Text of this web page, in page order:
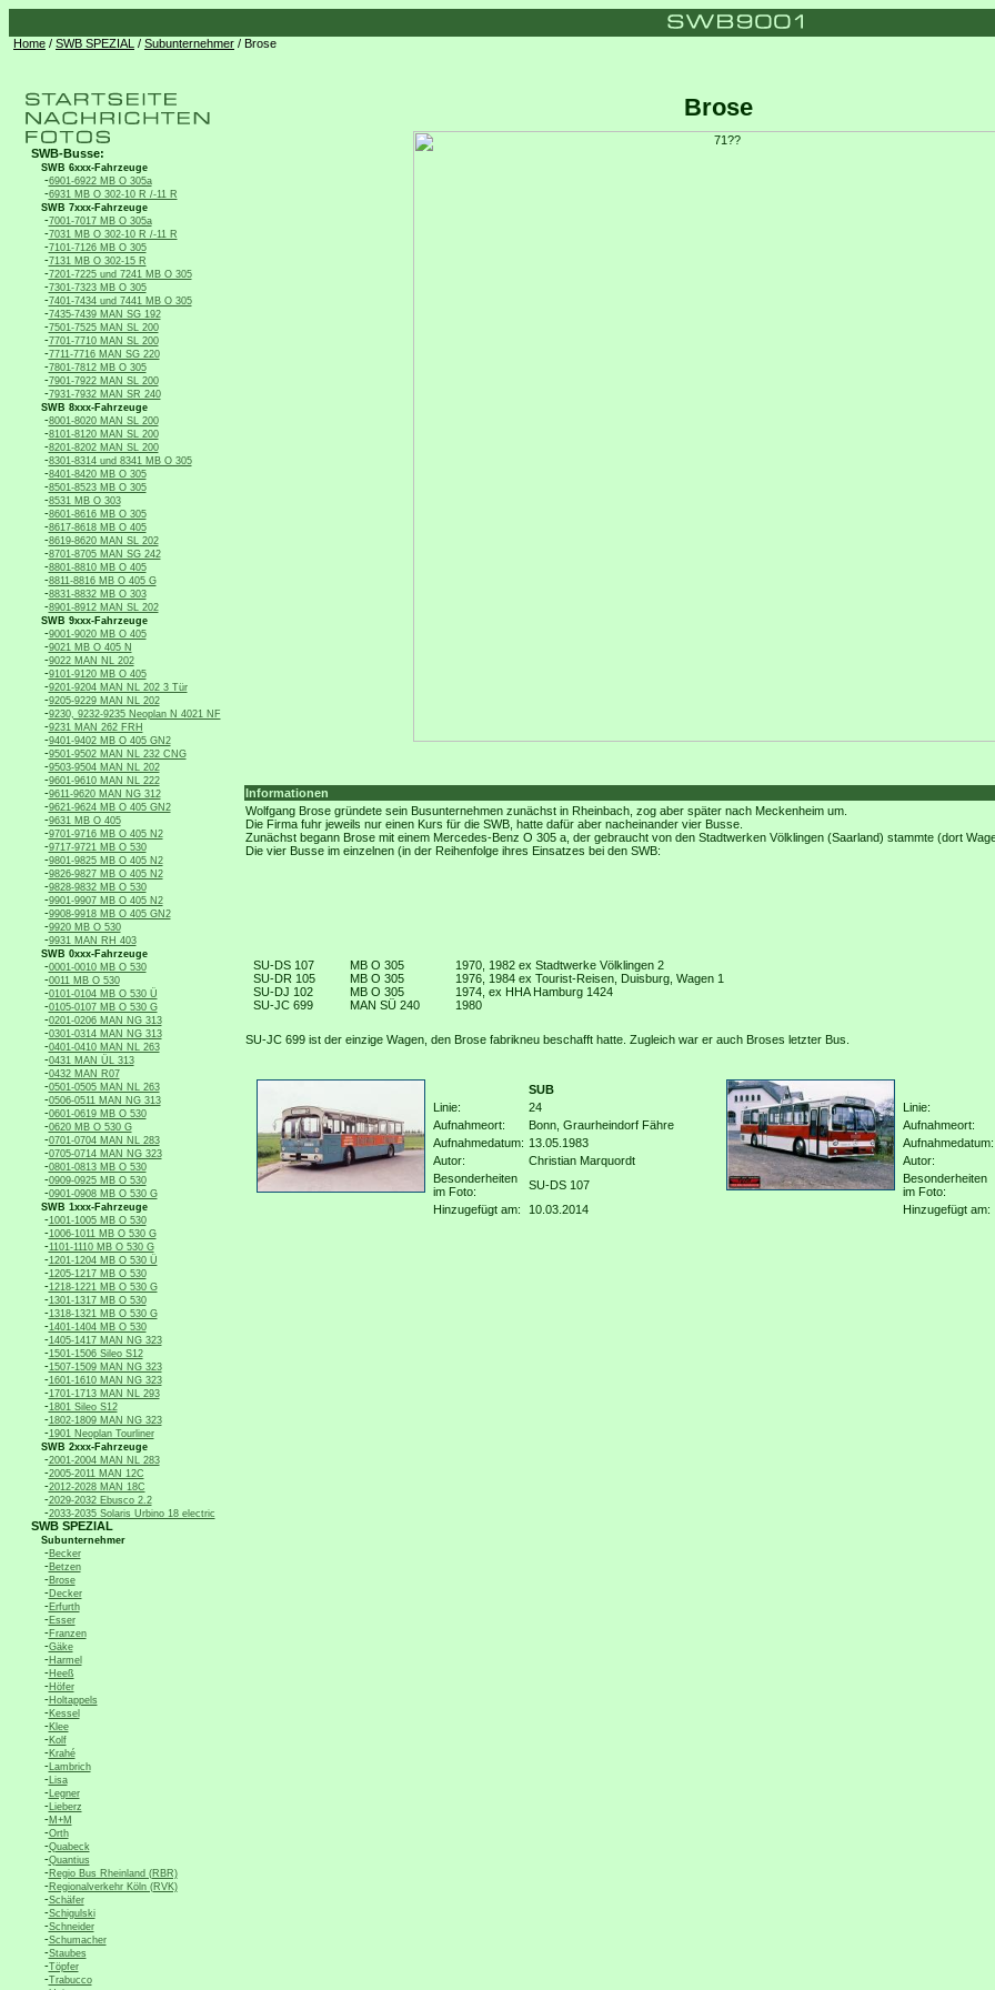
Home / SWB SPEZIAL / Subunternehmer / Brose
SWB-Busse:
SWB 6xxx-Fahrzeuge
-6901-6922 MB O 305a
-6931 MB O 302-10 R /-11 R
SWB 7xxx-Fahrzeuge
-7001-7017 MB O 305a
-7031 MB O 302-10 R /-11 R
-7101-7126 MB O 305
-7131 MB O 302-15 R
-7201-7225 und 7241 MB O 305
-7301-7323 MB O 305
-7401-7434 und 7441 MB O 305
-7435-7439 MAN SG 192
-7501-7525 MAN SL 200
-7701-7710 MAN SL 200
-7711-7716 MAN SG 220
-7801-7812 MB O 305
-7901-7922 MAN SL 200
-7931-7932 MAN SR 240
SWB 8xxx-Fahrzeuge
-8001-8020 MAN SL 200
-8101-8120 MAN SL 200
-8201-8202 MAN SL 200
-8301-8314 und 8341 MB O 305
-8401-8420 MB O 305
-8501-8523 MB O 305
-8531 MB O 303
-8601-8616 MB O 305
-8617-8618 MB O 405
-8619-8620 MAN SL 202
-8701-8705 MAN SG 242
-8801-8810 MB O 405
-8811-8816 MB O 405 G
-8831-8832 MB O 303
-8901-8912 MAN SL 202
SWB 9xxx-Fahrzeuge
-9001-9020 MB O 405
-9021 MB O 405 N
-9022 MAN NL 202
-9101-9120 MB O 405
-9201-9204 MAN NL 202 3 Tür
-9205-9229 MAN NL 202
-9230, 9232-9235 Neoplan N 4021 NF
-9231 MAN 262 FRH
-9401-9402 MB O 405 GN2
-9501-9502 MAN NL 232 CNG
-9503-9504 MAN NL 202
-9601-9610 MAN NL 222
-9611-9620 MAN NG 312
-9621-9624 MB O 405 GN2
-9631 MB O 405
-9701-9716 MB O 405 N2
-9717-9721 MB O 530
-9801-9825 MB O 405 N2
-9826-9827 MB O 405 N2
-9828-9832 MB O 530
-9901-9907 MB O 405 N2
-9908-9918 MB O 405 GN2
-9920 MB O 530
-9931 MAN RH 403
SWB 0xxx-Fahrzeuge
-0001-0010 MB O 530
-0011 MB O 530
-0101-0104 MB O 530 Ü
-0105-0107 MB O 530 G
-0201-0206 MAN NG 313
-0301-0314 MAN NG 313
-0401-0410 MAN NL 263
-0431 MAN ÜL 313
-0432 MAN R07
-0501-0505 MAN NL 263
-0506-0511 MAN NG 313
-0601-0619 MB O 530
-0620 MB O 530 G
-0701-0704 MAN NL 283
-0705-0714 MAN NG 323
-0801-0813 MB O 530
-0909-0925 MB O 530
-0901-0908 MB O 530 G
SWB 1xxx-Fahrzeuge
-1001-1005 MB O 530
-1006-1011 MB O 530 G
-1101-1110 MB O 530 G
-1201-1204 MB O 530 Ü
-1205-1217 MB O 530
-1218-1221 MB O 530 G
-1301-1317 MB O 530
-1318-1321 MB O 530 G
-1401-1404 MB O 530
-1405-1417 MAN NG 323
-1501-1506 Sileo S12
-1507-1509 MAN NG 323
-1601-1610 MAN NG 323
-1701-1713 MAN NL 293
-1801 Sileo S12
-1802-1809 MAN NG 323
-1901 Neoplan Tourliner
SWB 2xxx-Fahrzeuge
-2001-2004 MAN NL 283
-2005-2011 MAN 12C
-2012-2028 MAN 18C
-2029-2032 Ebusco 2.2
-2033-2035 Solaris Urbino 18 electric
SWB SPEZIAL
Subunternehmer
-Becker
-Betzen
-Brose
-Decker
-Erfurth
-Esser
-Franzen
-Gäke
-Harmel
-Heeß
-Höfer
-Holtappels
-Kessel
-Klee
-Kolf
-Krahé
-Lambrich
-Lisa
-Legner
-Lieberz
-M+M
-Orth
-Quabeck
-Quantius
-Regio Bus Rheinland (RBR)
-Regionalverkehr Köln (RVK)
-Schäfer
-Schigulski
-Schneider
-Schumacher
-Staubes
-Töpfer
-Trabucco
Brose
Informationen
Wolfgang Brose gründete sein Busunternehmen zunächst in Rheinbach, zog aber später nach Meckenheim um.
Die Firma fuhr jeweils nur einen Kurs für die SWB, hatte dafür aber nacheinander vier Busse.
Zunächst begann Brose mit einem Mercedes-Benz O 305 a, der gebraucht von den Stadtwerken Völklingen (Saarland) stammte (dort
Die vier Busse im einzelnen (in der Reihenfolge ihres Einsatzes bei den SWB:
SU-DS 107
SU-DR 105
SU-DJ 102
SU-JC 699
MB O 305
MB O 305
MB O 305
MAN SÜ 240
1970, 1982 ex Stadtwerke Völklingen 2
1976, 1984 ex Tourist-Reisen, Duisburg, Wagen 1
1974, ex HHA Hamburg 1424
1980
SU-JC 699 ist der einzige Wagen, den Brose fabrikneu beschafft hatte. Zugleich war er auch Broses letzter Bus.
SUB
Linie:
24
Aufnahmeort:
Bonn, Graurheindorf Fähre
Aufnahmedatum: 13.05.1983
Autor:
Christian Marquordt
Besonderheiten
im Foto:
SU-DS 107
Hinzugefügt am:
10.03.2014
Linie:
Aufnahmeort:
Aufnahmedatum:
Autor:
Besonderheiten
im Foto:
Hinzugefügt am: